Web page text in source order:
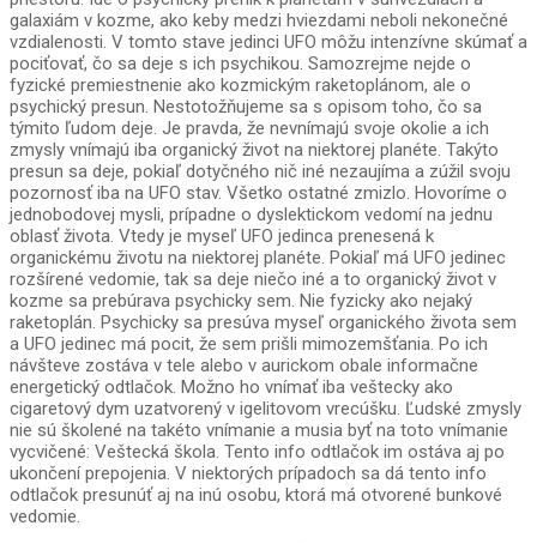
galaxiám v kozme, ako keby medzi hviezdami neboli nekonečné
vzdialenosti. V tomto stave jedinci UFO môžu intenzívne skúmať a
pociťovať, čo sa deje s ich psychikou. Samozrejme nejde o
fyzické premiestnenie ako kozmickým raketoplánom, ale o
psychický presun. Nestotožňujeme sa s opisom toho, čo sa
týmito ľudom deje. Je pravda, že nevnímajú svoje okolie a ich
zmysly vnímajú iba organický život na niektorej planéte. Takýto
presun sa deje, pokiaľ dotyčného nič iné nezaujíma a zúžil svoju
pozornosť iba na UFO stav. Všetko ostatné zmizlo. Hovoríme o
jednobodovej mysli, prípadne o dyslektickom vedomí na jednu
oblasť života. Vtedy je myseľ UFO jedinca prenesená k
organickému životu na niektorej planéte. Pokiaľ má UFO jedinec
rozšírené vedomie, tak sa deje niečo iné a to organický život v
kozme sa prebúrava psychicky sem. Nie fyzicky ako nejaký
raketoplán. Psychicky sa presúva myseľ organického života sem
a UFO jedinec má pocit, že sem prišli mimozemšťania. Po ich
návšteve zostáva v tele alebo v aurickom obale informačne
energetický odtlačok. Možno ho vnímať iba veštecky ako
cigaretový dym uzatvorený v igelitovom vrecúšku. Ľudské zmysly
nie sú školené na takéto vnímanie a musia byť na toto vnímanie
vycvičené: Veštecká škola. Tento info odtlačok im ostáva aj po
ukončení prepojenia. V niektorých prípadoch sa dá tento info
odtlačok presunúť aj na inú osobu, ktorá má otvorené bunkové
vedomie.